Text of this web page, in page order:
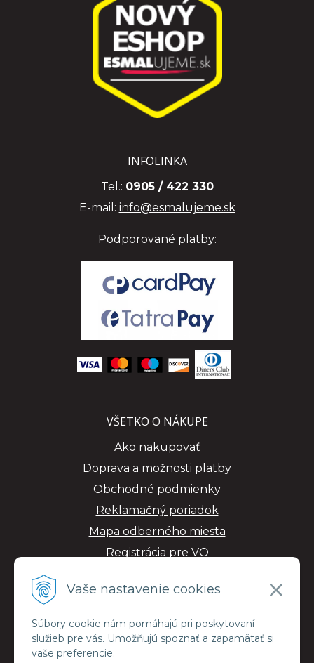
Vaše nastavenie cookies
Súbory cookie nám pomáhajú pri poskytovaní
služieb pre vás. Umožňujú spoznať a zapamätať si
vaše preferencie.
INFOLINKA
Tel.: 0905 / 422 330
E-mail: info@esmalujeme.sk
Podporované platby:
VŠETKO O NÁKUPE
Ako nakupovať
Doprava a možnosti platby
Obchodné podmienky
Reklamačný poriadok
Mapa odberného miesta
Registrácia pre VO